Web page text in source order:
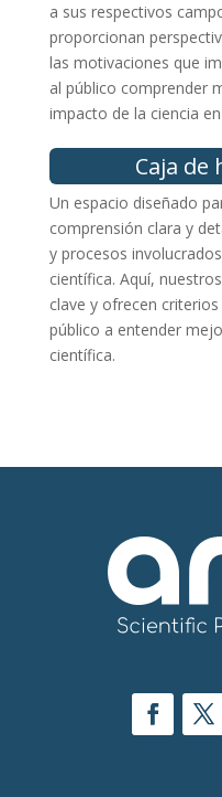
a sus respectivos
proporcionan
las motivaciones que
al público comprender
impacto de la ciencia
Caja
Un espacio diseñado
comprensión clara y
y procesos
científica. Aquí,
clave y ofrecen
público a entender
científica.